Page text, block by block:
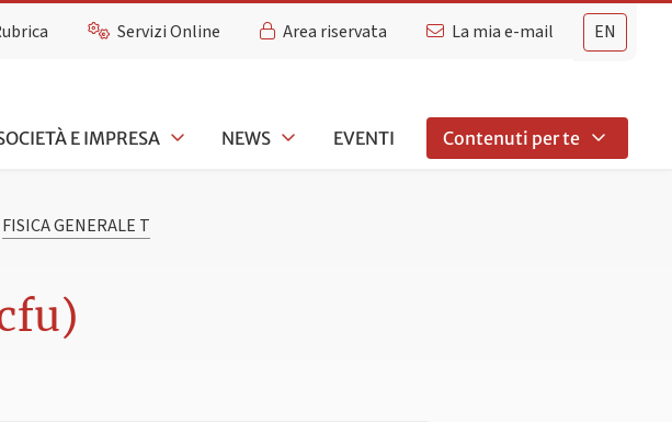
EN
Servizi Online Area riservata La mia e-mail
E IMPRESA NEWS EVENTI Contenuti per te
FISICA GENERALE T